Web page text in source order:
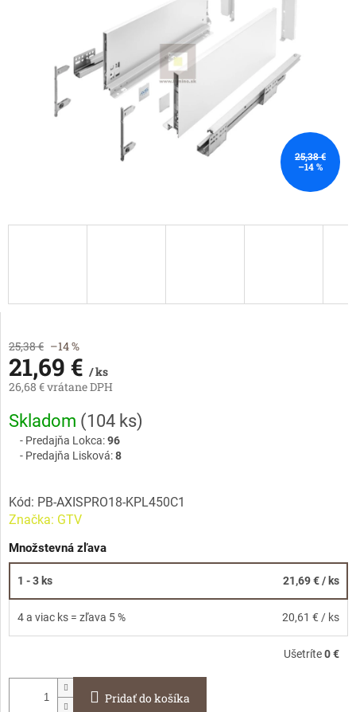
25,38 €
–14 %
25,38 € –14 %
21,69 € / ks
26,68 € vrátane DPH
Jednotková
cena:
Skladom (104 ks)
Predajňa Lokca:96
Predajňa Lisková:8
Kód: PB-AXISPRO18-KPL450C1
Značka: GTV
Množstevná zľava
1 - 3 ks 21,69 €/ ks
4 a viac ks = zľava 5 % 20,61 € / ks
Ušetríte0 €
Pridať do košíka